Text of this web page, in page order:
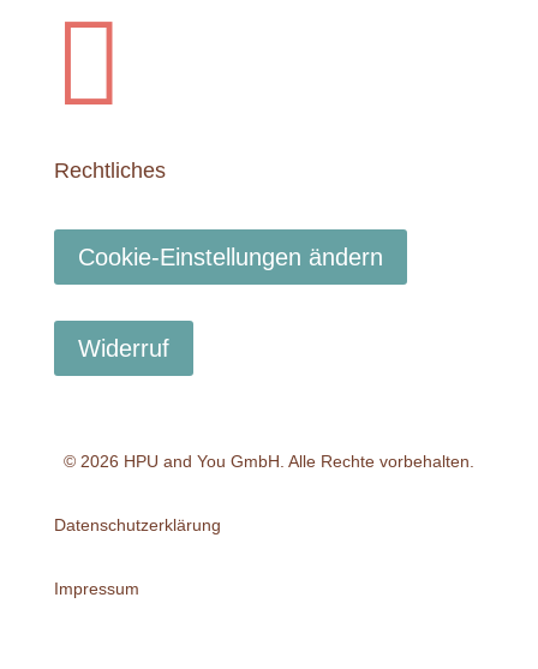

Rechtliches
Cookie-Einstellungen ändern
Widerruf
© 2026 HPU and You GmbH . Alle Rechte vorbehalten.
Datenschutzerklärung
Impressum